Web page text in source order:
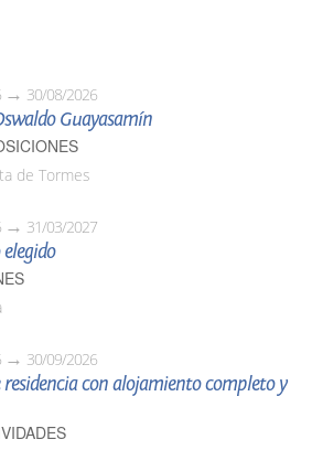
30/08/2026
Guayasamín
de Tormes
31/03/2027
30/09/2026
residencia con alojamiento completo y